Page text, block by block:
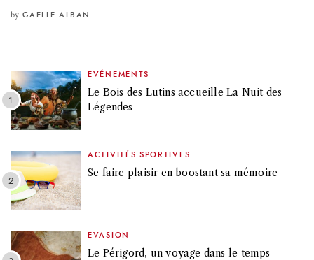
by GAELLE ALBAN
EVÉNEMENTS
Le Bois des Lutins accueille La Nuit des
Légendes
ACTIVITÉS SPORTIVES
Se faire plaisir en boostant sa mémoire
EVASION
Le Périgord, un voyage dans le temps